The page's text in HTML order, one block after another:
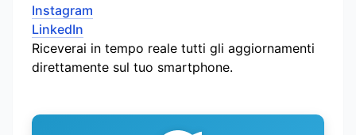
Instagram
LinkedIn
Riceverai in tempo reale tutti gli aggiornamenti
direttamente sul tuo smartphone.